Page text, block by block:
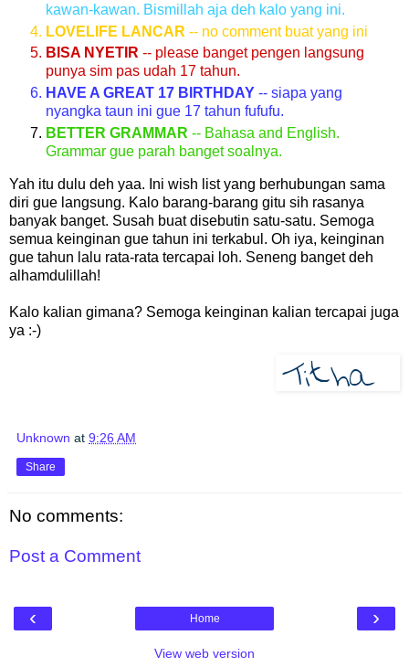
kawan-kawan. Bismillah aja deh kalo yang ini.
LOVELIFE LANCAR -- no comment buat yang ini
BISA NYETIR -- please banget pengen langsung
punya sim pas udah 17 tahun.
HAVE A GREAT 17 BIRTHDAY -- siapa yang
nyangka taun ini gue 17 tahun fufufu.
BETTER GRAMMAR -- Bahasa and English.
Grammar gue parah banget soalnya.
Yah itu dulu deh yaa. Ini wish list yang berhubungan sama
diri gue langsung. Kalo barang-barang gitu sih rasanya
banyak banget. Susah buat disebutin satu-satu. Semoga
semua keinginan gue tahun ini terkabul. Oh iya, keinginan
gue tahun lalu rata-rata tercapai loh. Seneng banget deh
alhamdulillah!
Kalo kalian gimana? Semoga keinginan kalian tercapai juga
ya :-)
Unknown at 9:26 AM
Share
No comments:
Post a Comment
‹ ›
Home
View web version